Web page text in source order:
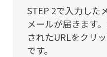
STEP 2で入力した
メールが届きます
されたURLをクリ
です。